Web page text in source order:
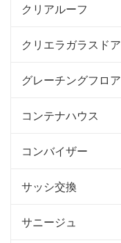
クリアルーフ
クリエラガラスドア
グレーチングフロア
コンテナハウス
コンバイザー
サッシ交換
サニージュ